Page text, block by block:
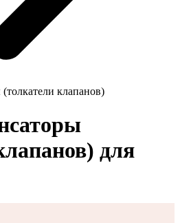
клапанов)
для